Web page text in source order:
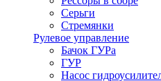
Серьги
Стремянки
Рулевое управление
Бачок ГУРа
ГУР
Насос